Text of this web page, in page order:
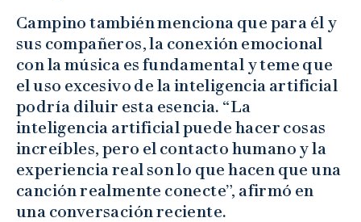
Campino también menciona que para él y
sus compañeros, la conexión emocional
con la música es fundamental y teme que
el uso excesivo de la inteligencia artificial
podría diluir esta esencia. “La
inteligencia artificial puede hacer cosas
increíbles, pero el contacto humano y la
experiencia real son lo que hacen que una
canción realmente conecte”, afirmó en
una conversación reciente.